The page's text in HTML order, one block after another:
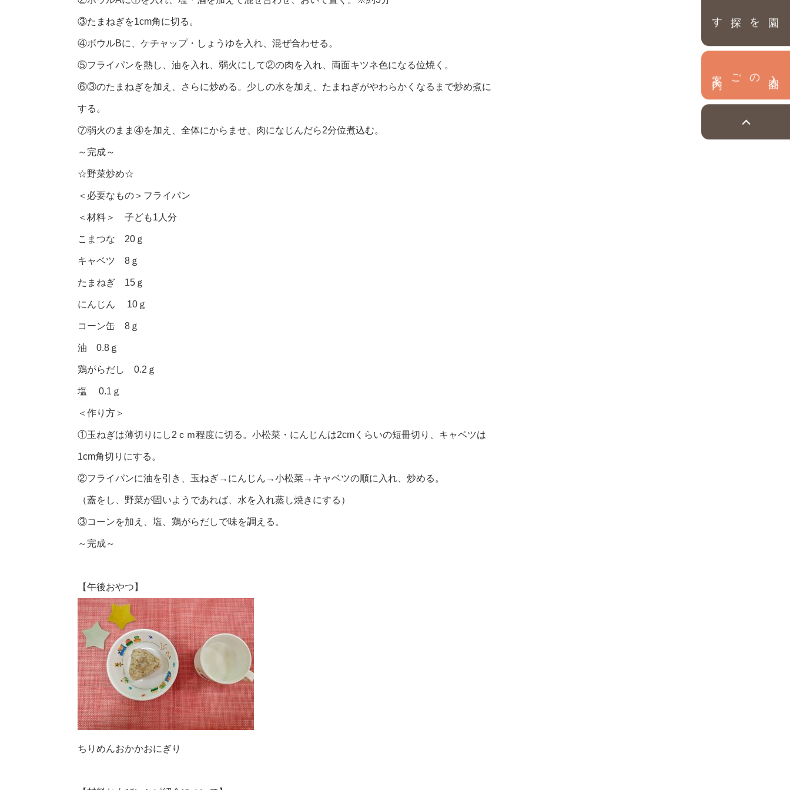
園を探す
③たまねぎを1cm角に切る。
④ボウルBに、ケチャップ・しょうゆを入れ、混ぜ合わせる。
⑤フライパンを熱し、油を入れ、弱火にして②の肉を入れ、両面キツネ色になる位焼く。
⑥③のたまねぎを加え、さらに炒める。少しの水を加え、たまねぎがやわらかくなるまで炒め煮に
する。
⑦弱火のまま④を加え、全体にからませ、肉になじんだら2分位煮込む。
～完成～
☆野菜炒め☆
＜必要なもの＞フライパン
＜材料＞ 子ども1人分
こまつな 20ｇ
キャベツ 8ｇ
たまねぎ 15ｇ
にんじん 10ｇ
コーン缶 8ｇ
油 0.8ｇ
鶏がらだし 0.2ｇ
塩 0.1ｇ
＜作り方＞
①玉ねぎは薄切りにし2ｃｍ程度に切る。小松菜・にんじんは2cmくらいの短冊切り、キャベツは
1cm角切りにする。
②フライパンに油を引き、玉ねぎ→にんじん→小松菜→キャベツの順に入れ、炒める。
（蓋をし、野菜が固いようであれば、水を入れ蒸し焼きにする）
③コーンを加え、塩、鶏がらだしで味を調える。
～完成～
【午後おやつ】
ちりめんおかかおにぎり